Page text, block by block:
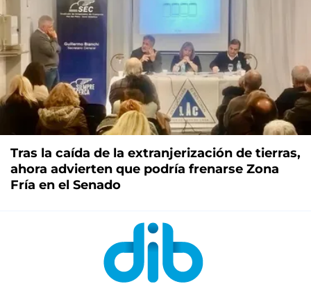
Tras la caída de la extranjerización de tierras,
ahora advierten que podría frenarse Zona
Fría en el Senado